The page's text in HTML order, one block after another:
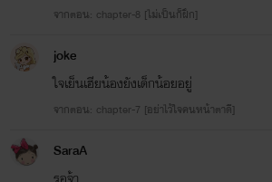
จากตอน: chapter-8 [ไม่เป็นก็ฝึก]
joke
ใจเย็นเฮียน้องยังเด็กน้อยอยู่
จากตอน: chapter-7 [อย่าไว้ใจคนหน้าตาดี]
SaraA